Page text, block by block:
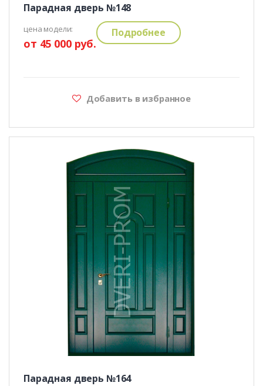
Парадная дверь №148
цена модели:
от 45 000 руб.
Подробнее
Добавить в избранное
Парадная дверь №164